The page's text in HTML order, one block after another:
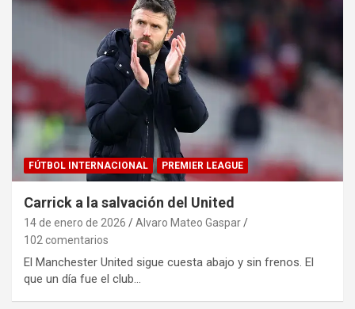
FÚTBOL INTERNACIONAL PREMIER LEAGUE
Carrick a la salvación del United
14 de enero de 2026
Alvaro Mateo Gaspar
102 comentarios
El Manchester United sigue cuesta abajo y sin frenos. El
que un día fue el club…